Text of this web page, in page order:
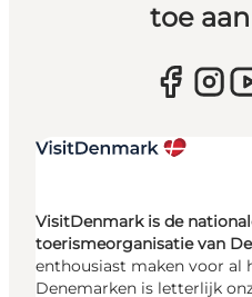
toe
VisitDenmark is de
toerismeorganisatie van
enthousiast maken voor al
Denemarken is letterlijk